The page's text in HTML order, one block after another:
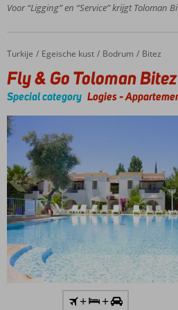
loopafstand
strand en
centrum
Voor “Ligging” en “Service” krijgt Toloman
Home
Turkije Egeische kust Bodrum Bitez
Fly & Go Toloman Bitez Park
Fly & Go Toloman
Special category Logies-
+ +